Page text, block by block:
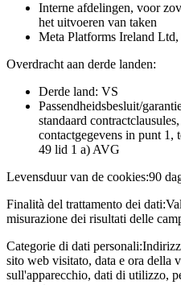
Interne afdelingen, voor
het uitvoeren van taken
Meta Platforms Ireland
Overdracht aan derde landen:
Derde land: VS
Passendheidsbesluit/
standaard
contactgegevens in punt 1,
49 lid 1 a) AVG
Levensduur van de cookies:90
Finalità del trattamento dei dati:
misurazione dei risultati delle
Categorie di dati personali:
sito web visitato, data e ora della
sull'apparecchio, dati di utilizzo,